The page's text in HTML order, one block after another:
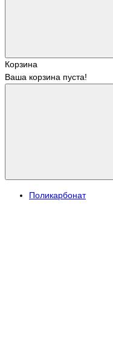
Корзина
Ваша корзина пуста!
Поликарбонат